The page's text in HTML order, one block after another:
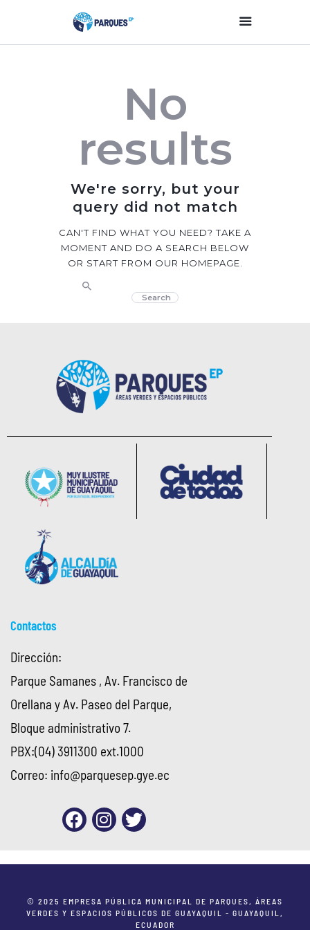
Parques Y Plazas
Participación
Ciudadana
Planificación
Transparencia
Contacto
No
results
We're sorry, but your
query did not match
CAN'T FIND WHAT YOU NEED? TAKE A
MOMENT AND DO A SEARCH BELOW
OR START FROM OUR HOMEPAGE
Contactos
Dirección:
Parque Samanes , Av. Francisco de
Orellana y Av. Paseo del Parque,
Bloque administrativo 7.
PBX:(04) 3911300 ext.1000
Correo: info@parquesep.gye.ec
© 2025 EMPRESA PÚBLICA MUNICIPAL DE PARQUES, ÁREAS
VERDES Y ESPACIOS PÚBLICOS DE GUAYAQUIL - GUAYAQUIL,
ECUADOR